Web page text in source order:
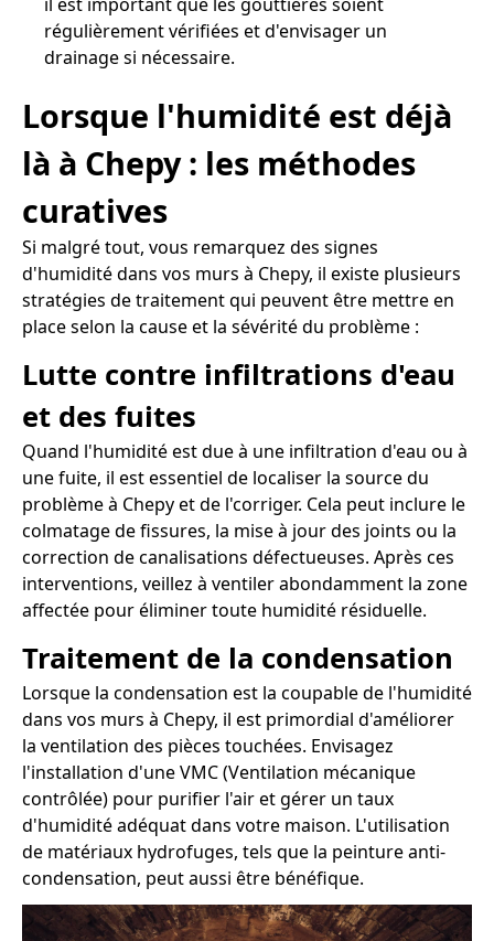
régulièrement vérifiées et d'envisager un
drainage si nécessaire.
Lorsque l'humidité est déjà
là à Chepy : les méthodes
curatives
Si malgré tout, vous remarquez des signes
d'humidité dans vos murs à Chepy, il existe plusieurs
stratégies de traitement qui peuvent être mettre en
place selon la cause et la sévérité du problème :
Lutte contre infiltrations d'eau
et des fuites
Quand l'humidité est due à une infiltration d'eau ou à
une fuite, il est essentiel de localiser la source du
problème à Chepy et de l'corriger. Cela peut inclure le
colmatage de fissures, la mise à jour des joints ou la
correction de canalisations défectueuses. Après ces
interventions, veillez à ventiler abondamment la zone
affectée pour éliminer toute humidité résiduelle.
Traitement de la condensation
Lorsque la condensation est la coupable de l'humidité
dans vos murs à Chepy, il est primordial d'améliorer
la ventilation des pièces touchées. Envisagez
l'installation d'une VMC (Ventilation mécanique
contrôlée) pour purifier l'air et gérer un taux
d'humidité adéquat dans votre maison. L'utilisation
de matériaux hydrofuges, tels que la peinture anti-
condensation, peut aussi être bénéfique.